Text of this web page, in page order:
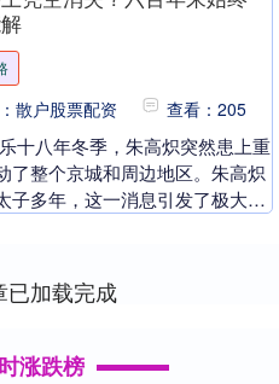
散户股票配资 查看：205
十八年冬季，朱高炽突然患上重
了整个京城和周边地区。朱高炽
子多年，这一消息引发了极大的
已加载完成
涨跌榜